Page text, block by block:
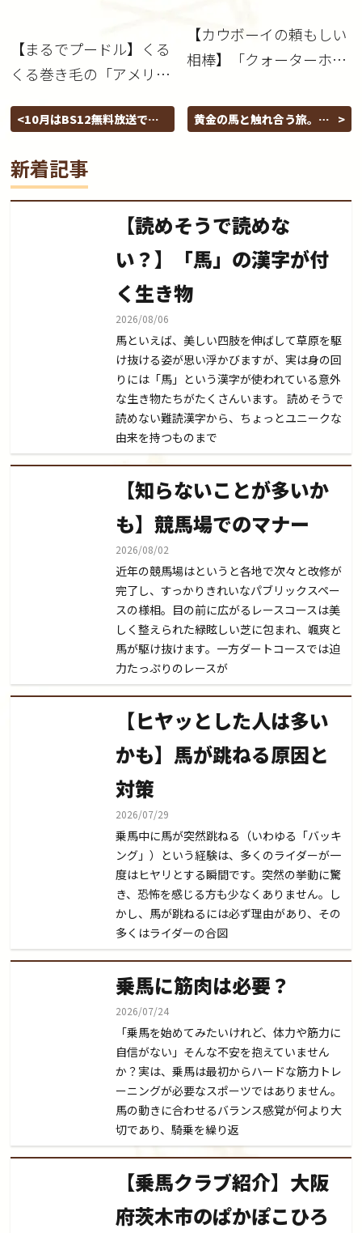
【まるでプードル】くる
くる巻き毛の「アメリカ
ー」
【カウボーイの頼もしい
相棒】「クォーターホー
10月はBS12無料放送でイ
ない馬「マルワリ」を見よ
う
黄金の馬と触れ合う旅。ア
新着記事
【読めそうで読めな
い？】「馬」の漢字が付
く生き物
2026/08/06
馬といえば、美しい四肢を伸ばして草原を駆
け抜ける姿が思い浮かびますが、実は身の回
りには「馬」という漢字が使われている意外
な生き物たちがたくさんいます。 読めそうで
読めない難読漢字から、ちょっとユニークな
由来を持つものまで
【知らないことが多いか
も】競馬場でのマナー
2026/08/02
近年の競馬場はというと各地で次々と改修が
完了し、すっかりきれいなパブリックスペー
スの様相。目の前に広がるレースコースは美
しく整えられた緑眩しい芝に包まれ、颯爽と
馬が駆け抜けます。一方ダートコースでは迫
力たっぷりのレースが
【ヒヤッとした人は多い
かも】馬が跳ねる原因と
対策
2026/07/29
乗馬中に馬が突然跳ねる（いわゆる「バッキ
ング」）という経験は、多くのライダーが一
度はヒヤリとする瞬間です。突然の挙動に驚
き、恐怖を感じる方も少なくありません。し
かし、馬が跳ねるには必ず理由があり、その
多くはライダーの合図
乗馬に筋肉は必要？
2026/07/24
「乗馬を始めてみたいけれど、体力や筋力に
自信がない」そんな不安を抱えていません
か？実は、乗馬は最初からハードな筋力トレ
ーニングが必要なスポーツではありません。
馬の動きに合わせるバランス感覚が何より大
切であり、騎乗を繰り返
【乗馬クラブ紹介】大阪
府茨木市のぱかぽこひろ